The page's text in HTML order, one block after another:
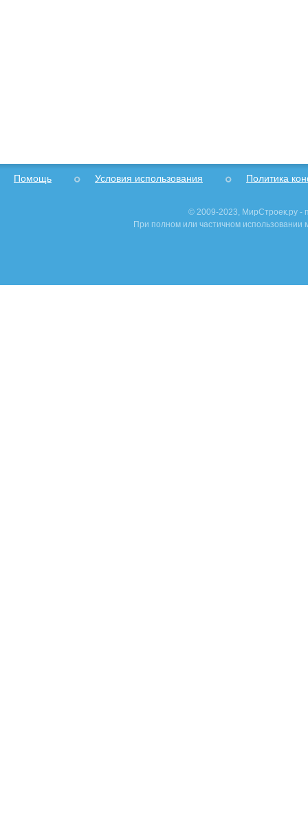
Помощь Условия использования Политика
© 2009-2023, МирСтроек.ру -
При полном или частичном использовании